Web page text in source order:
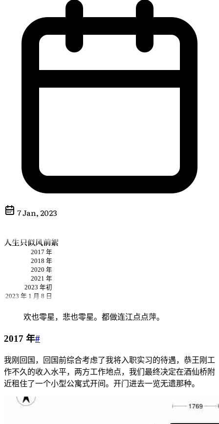
7 Jan, 2023
人生只似风前絮
2017 年
2018 年
2020 年
2021 年
2023 年初
2023 年 1 月 8 日
欢也零星，悲也零星。都做连江点点萍。
2017 年#
我刚回国，回国前综合考虑了我将入职实习的待遇，恭王刚工
作不久的收入水平，两方工作地点，我们最终决定在酒仙桥附
近租住了一个小型公寓式开间。开门进去一览无遗那种。